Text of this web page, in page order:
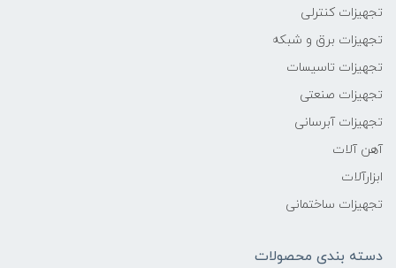
تجهیزات کنترلی
تجهیزات برق و شبکه
تجهیزات تاسیسات
تجهیزات صنعتی
تجهیزات آبرسانی
آهن آلات
ابزارآلات
تجهیزات ساختمانی
دسته بندی محصولات